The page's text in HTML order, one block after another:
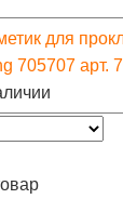
для
705707 арт.